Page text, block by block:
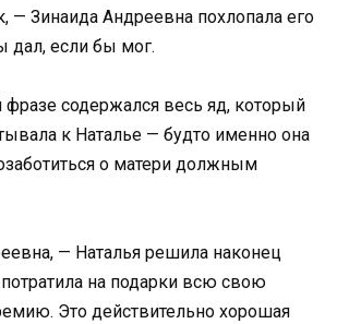
— Зинаида Андреевна похлопала его
дал, если бы мог.
фразе содержался весь яд, который
к Наталье — будто именно она
о матери должным
— Наталья решила наконец
на подарки всю свою
Это действительно хорошая